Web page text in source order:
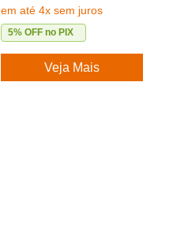
em até 4x sem juros
5% OFF no PIX
Veja Mais